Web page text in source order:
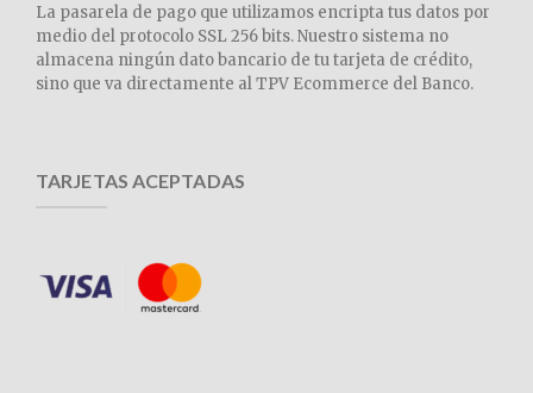
La pasarela de pago que utilizamos encripta tus datos por
medio del protocolo SSL 256 bits. Nuestro sistema no
almacena ningún dato bancario de tu tarjeta de crédito,
sino que va directamente al TPV Ecommerce del Banco.
TARJETAS ACEPTADAS